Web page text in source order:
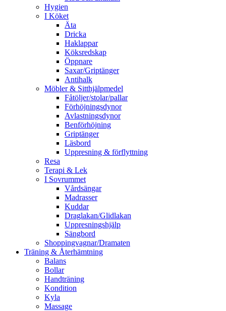
Hygien
I Köket
Äta
Dricka
Haklappar
Köksredskap
Öppnare
Saxar/Griptänger
Antihalk
Möbler & Sitthjälpmedel
Fåtöljer/stolar/pallar
Förhöjningsdynor
Avlastningsdynor
Benförhöjning
Griptänger
Läsbord
Uppresning & förflyttning
Resa
Terapi & Lek
I Sovrummet
Vårdsängar
Madrasser
Kuddar
Draglakan/Glidlakan
Uppresningshjälp
Sängbord
Shoppingvagnar/Dramaten
Träning & Återhämtning
Balans
Bollar
Handträning
Kondition
Kyla
Massage